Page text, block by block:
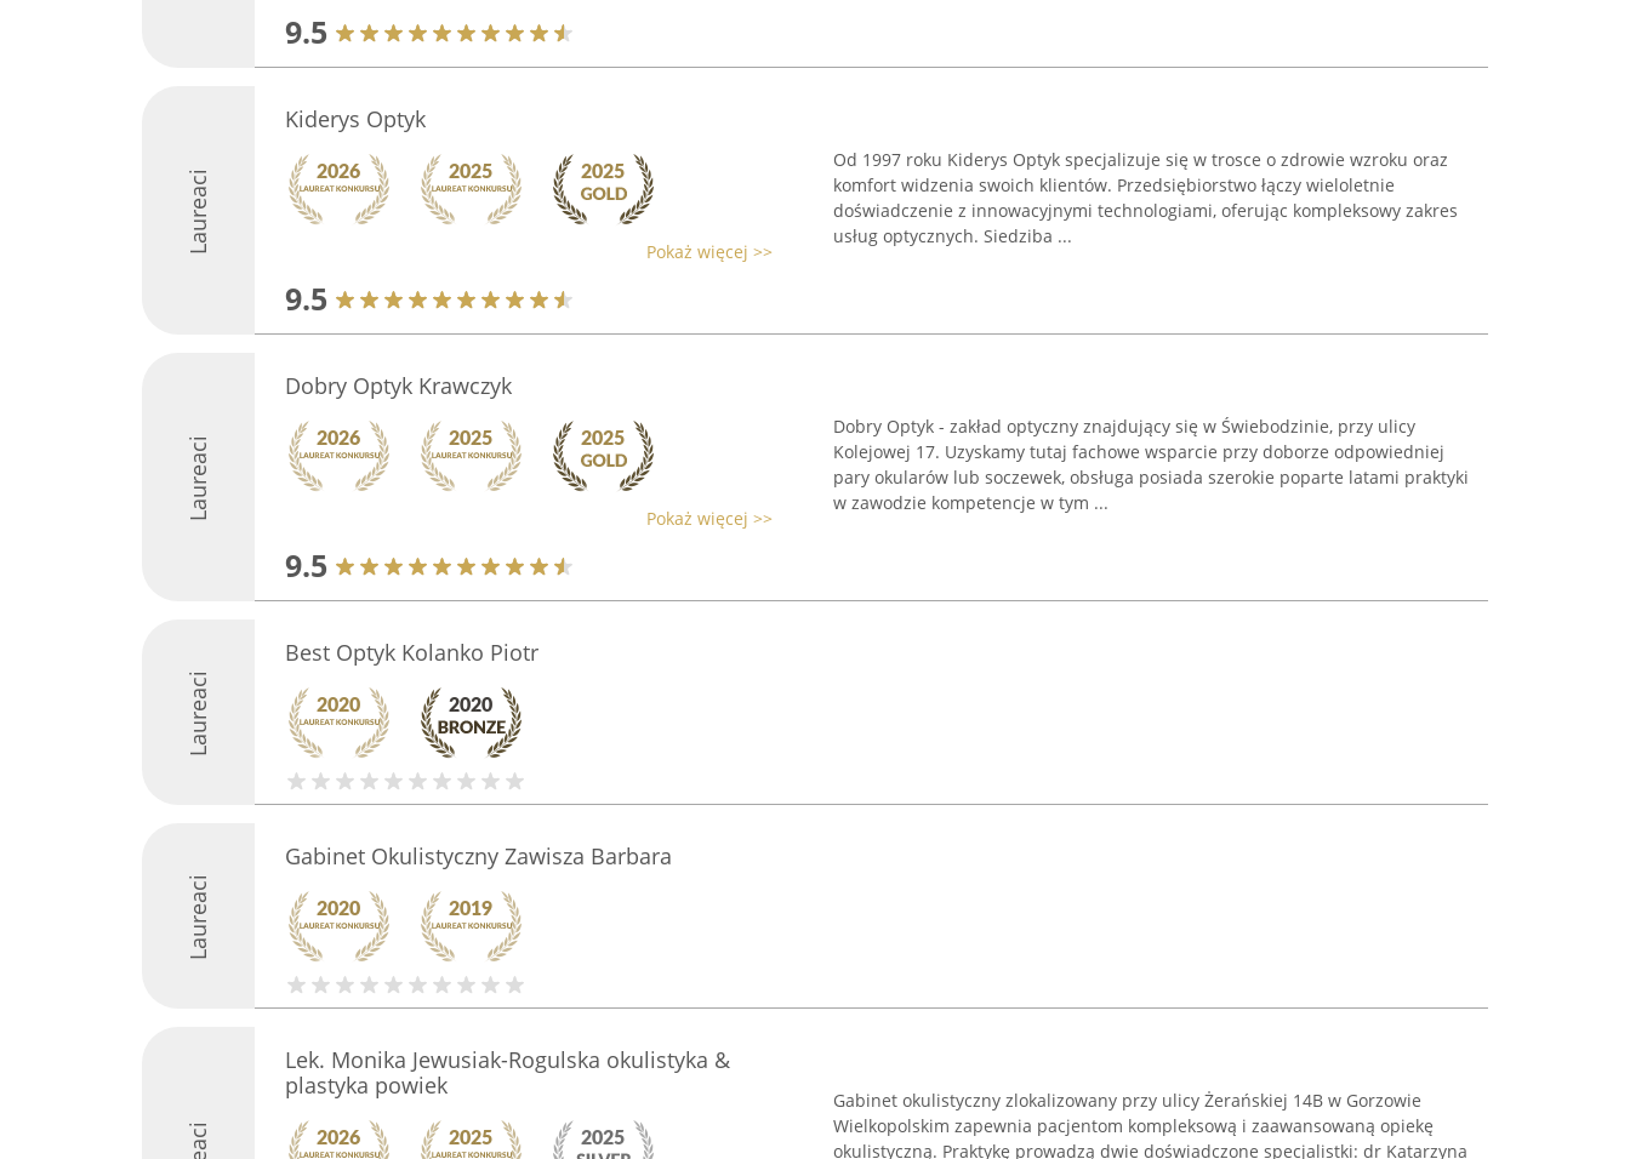
9.5
Laureaci
Kiderys Optyk
Pokaż więcej >>
9.5
Od 1997 roku Kiderys Optyk specjalizuje się w trosce o zdrowie wzroku oraz
komfort widzenia swoich klientów. Przedsiębiorstwo łączy wieloletnie
doświadczenie z innowacyjnymi technologiami, oferując kompleksowy zakres
usług optycznych. Siedziba ...
Laureaci
Dobry Optyk Krawczyk
Pokaż więcej >>
9.5
Dobry Optyk - zakład optyczny znajdujący się w Świebodzinie, przy ulicy
Kolejowej 17. Uzyskamy tutaj fachowe wsparcie przy doborze odpowiedniej
pary okularów lub soczewek, obsługa posiada szerokie poparte latami praktyki
w zawodzie kompetencje w tym ...
Laureaci
Best Optyk Kolanko Piotr
Laureaci
Gabinet Okulistyczny Zawisza Barbara
Lek. Monika Jewusiak-Rogulska okulistyka &
plastyka powiek
Gabinet okulistyczny zlokalizowany przy ulicy Żerańskiej 14B w Gorzowie
Wielkopolskim zapewnia pacjentom kompleksową i zaawansowaną opiekę
okulistyczną. Praktykę prowadzą dwie doświadczone specjalistki: dr Katarzyna